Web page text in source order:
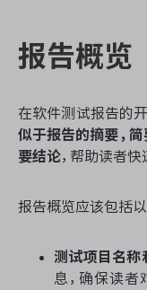
报告概览
在软件测试报告的
似于报告的摘要，
要结论，帮助读者
报告概览应该包括以
测试项目名称
息，确保读